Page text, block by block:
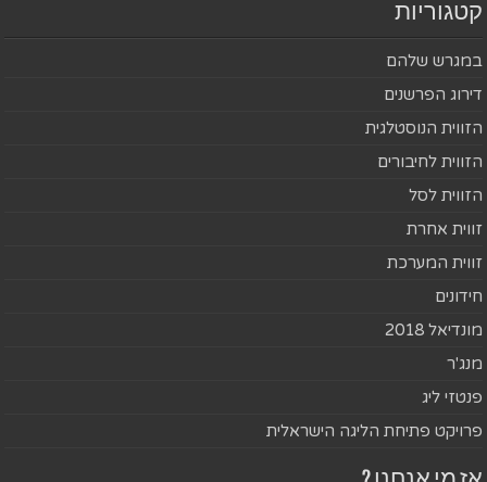
קטגוריות
במגרש שלהם
דירוג הפרשנים
הזווית הנוסטלגית
הזווית לחיבורים
הזווית לסל
זווית אחרת
זווית המערכת
חידונים
מונדיאל 2018
מנג'ר
פנטזי ליג
פרויקט פתיחת הליגה הישראלית